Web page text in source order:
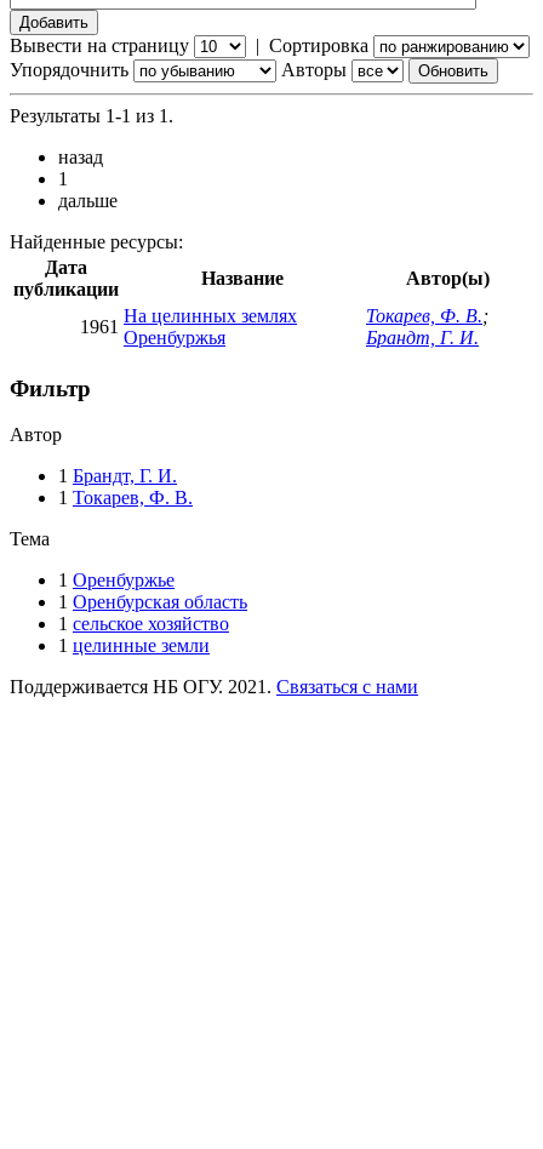
Вывести на страницу | Сортировка
Упорядочнить
Авторы
Результаты 1-1 из 1.
назад
1
дальше
Найденные ресурсы:
Дата
публикации
Название Автор(ы)
1961
На целинных землях
Оренбуржья
Токарев, Ф. В.;
Брандт, Г. И.
Фильтр
Автор
1 Брандт, Г. И.
1 Токарев, Ф. В.
Тема
1 Оренбуржье
1 Оренбурская область
1 сельское хозяйство
1 целинные земли
Поддерживается НБ ОГУ. 2021. Связаться с нами